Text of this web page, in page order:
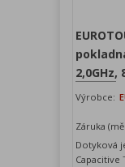
2,0GHz,
Výrobce:
Záruka
Dotyková
Capacitive